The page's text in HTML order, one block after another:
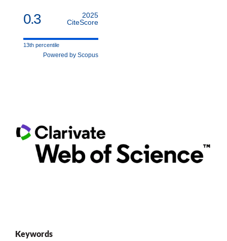
0.3
2025
CiteScore
13th percentile
Powered by Scopus
Keywords